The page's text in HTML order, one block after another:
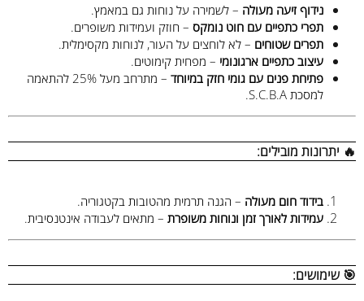
נידוף זיעה מעולה – לשמירה על נוחות גם במאמץ.
תפרי כתפיים עם חוט נומקס – חוזק ועמידות משופרים.
תפרים שטוחים – לא לוחצים על העור, לנוחות מקסימלית.
עיצוב כתפיים ארגונומי – מפחית קימוטים.
פתיחת פנים עם גומי חזק במיוחד
– מתרחב מעל 25% להתאמה
למסכת S.C.B.A.
🔥 יתרונות מובילים:
בידוד חום מעולה – הגנה תרמית מהטובות בקטגוריה.
עמידות לאורך זמן ונוחות משופרת – מתאים לעבודה אינטנסיבית.
🎯 שימושים: